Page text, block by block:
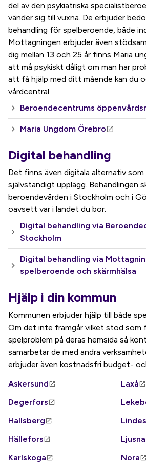
del av den psykiatriska
vänder sig till vuxna. De erbjuder
behandling för spelberoende, både
Mottagningen erbjuder även
dig mellan 13 och 25 år finns Maria
att må psykiskt dåligt om man har
att få hjälp med ditt mående kan du
vårdcentral.
Beroendecentrums
Maria Ungdom Örebro
Digital behandling
Det finns även digitala alternativ
självständigt upplägg. Behandlingen
beroendevården i Stockholm och i
oavsett var i landet du bor.
Digital behandling via
Stockholm
Digital behandling via
spelberoende och skärmhälsa
Hjälp i din kommun
Kommunen erbjuder hjälp till både
Om det inte framgår vilket stöd som
spelproblem på deras hemsida så
samarbetar de med andra
erbjuder även kostnadsfri budget-
Askersund
Degerfors
Hallsberg
Hällefors
Karlskoga
Laxå
Nora